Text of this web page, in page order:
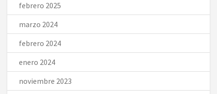
febrero 2025
marzo 2024
febrero 2024
enero 2024
noviembre 2023